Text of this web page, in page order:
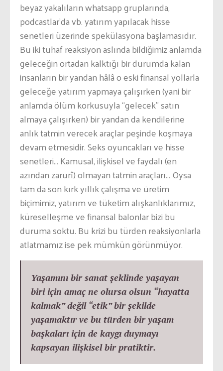
beyaz yakalıların whatsapp gruplarında,
podcastlar’da vb. yatırım yapılacak hisse
senetleri üzerinde spekülasyona başlamasıdır.
Bu iki tuhaf reaksiyon aslında bildiğimiz anlamda
geleceğin ortadan kalktığı bir durumda kalan
insanların bir yandan hâlâ o eski finansal yollarla
geleceğe yatırım yapmaya çalışırken (yani bir
anlamda ölüm korkusuyla “gelecek” satın
almaya çalışırken) bir yandan da kendilerine
anlık tatmin verecek araçlar peşinde koşmaya
devam etmesidir. Seks oyuncakları ve hisse
senetleri… Kamusal, ilişkisel ve faydalı (en
azından zarurî) olmayan tatmin araçları… Oysa
tam da son kırk yıllık çalışma ve üretim
biçimimiz, yatırım ve tüketim alışkanlıklarımız,
küreselleşme ve finansal balonlar bizi bu
duruma soktu. Bu krizi bu türden reaksiyonlarla
atlatmamız ise pek mümkün görünmüyor.
Yaşamını bir sanat şeklinde yaşayan
biri için amaç ne olursa olsun “hayatta
kalmak” değil “etik” bir şekilde
yaşamaktır ve bu türden bir yaşam
başkaları için de kaygı duymayı
kapsayan ilişkisel bir pratiktir.